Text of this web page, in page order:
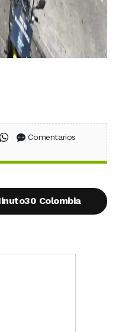
en Facebook
en X (Twitter)
Compartir en WhatsApp
Comentarios
Colombia